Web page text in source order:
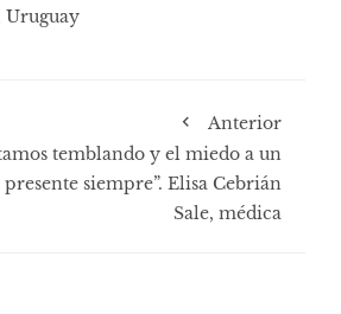
Uruguay
Anterior
temblando y el miedo a un
siempre”. Elisa Cebrián
Sale, médica